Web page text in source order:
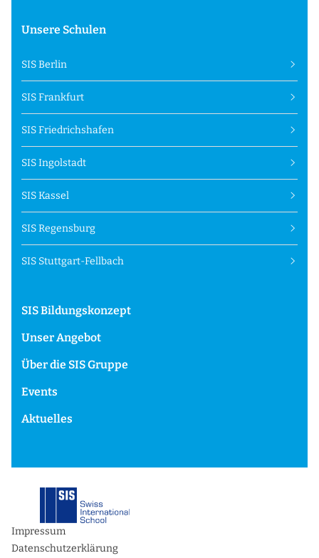
Unsere Schulen
SIS Berlin
SIS Frankfurt
SIS Friedrichshafen
SIS Ingolstadt
SIS Kassel
SIS Regensburg
SIS Stuttgart-Fellbach
SIS Bildungskonzept
Unser Angebot
Über die SIS Gruppe
Events
Aktuelles
Impressum
Datenschutzerklärung